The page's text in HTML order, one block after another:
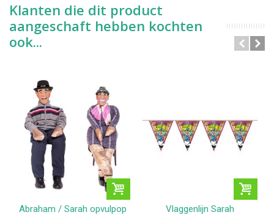
Klanten die dit product
aangeschaft hebben kochten
ook...
Abraham / Sarah opvulpop Vlaggenlijn Sarah